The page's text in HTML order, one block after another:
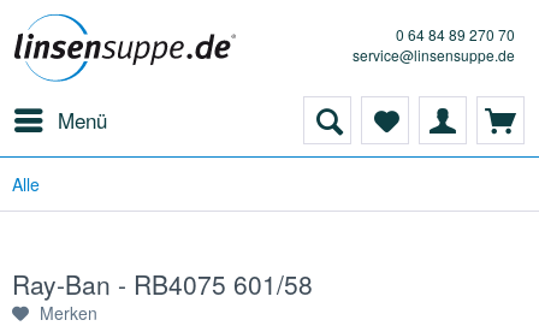
0 64 84 89 270 70
service@linsensuppe.de
Menü
Alle
Ray-Ban - RB4075 601/58
Merken